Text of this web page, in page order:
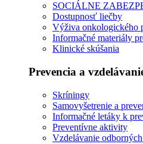
SOCIÁLNE
Dostupnosť liečby
Výživa onkologického
Informačné materiály
Klinické skúšania
Prevencia a
Skríningy
Samovyšetrenie a
Informačné letáky k
Preventívne aktivity
Vzdelávanie